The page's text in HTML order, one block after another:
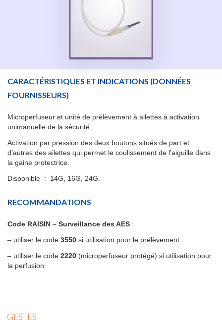
CARACTÉRISTIQUES ET INDICATIONS (DONNÉES
FOURNISSEURS)
Microperfuseur et unité de prélèvement à ailettes à activation
unimanuelle de la sécurité.
Activation par pression des deux boutons situés de part et
d’autres des ailettes qui permet le coulissement de l’aiguille dans
la gaine protectrice.
Disponible : 14G, 16G, 24G.
RECOMMANDATIONS
Code RAISIN – Surveillance des AES :
– utiliser le code 3550 si utilisation pour le prélèvement
– utiliser le code 2220 (microperfuseur protégé) si utilisation pour
la perfusion
GESTES